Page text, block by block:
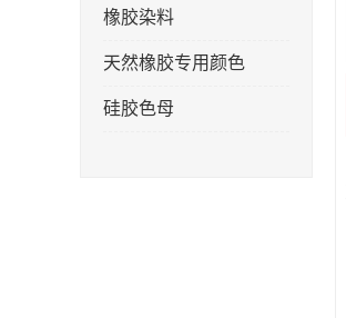
橡胶染料
天然橡胶专用颜色
硅胶色母